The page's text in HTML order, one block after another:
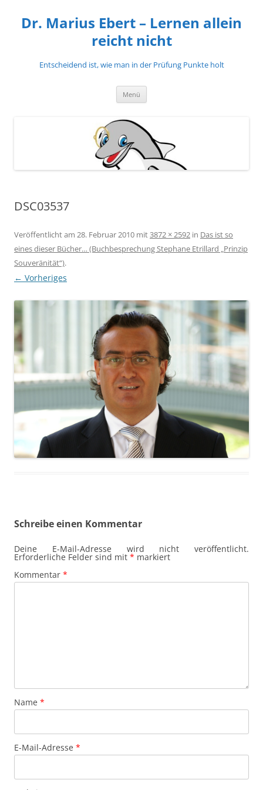
springen
Dr. Marius Ebert – Lernen allein
reicht nicht
Entscheidend ist, wie man in der Prüfung Punkte holt
Menü
DSC03537
Veröffentlicht am 28. Februar 2010 mit3872 × 2592 in Das ist so
eines dieser Bücher… (Buchbesprechung Stephane Etrillard „Prinzip
Souveränität“).
← Vorheriges
Schreibe einen Kommentar
Deine E-Mail-Adresse wird nicht veröffentlicht.
Erforderliche Felder sind mit * markiert
Kommentar *
Name *
E-Mail-Adresse *